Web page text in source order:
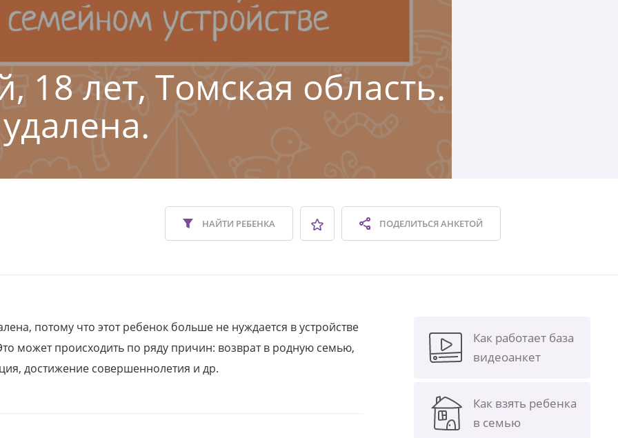
18 лет, Томская область.
ПОДЕЛИТЬСЯАНКЕТОЙ
НАЙТИ РЕБЕНКА
потому что этот ребенок больше не нуждается в устройстве
может происходить по ряду причин: возврат в родную семью,
достижение совершеннолетия и др.
Как работает база
видеоанкет
Как взять ребенка
в семью